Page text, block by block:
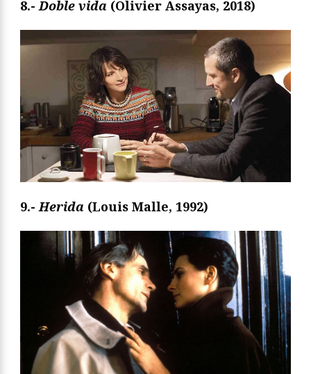
8.- Doble vida (Olivier Assayas, 2018)
9.-Herida (Louis Malle, 1992)